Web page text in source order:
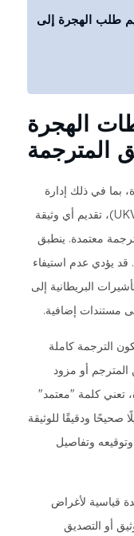
طلب الهجرة إلى
الهجرة
المترجمة
بما في ذلك إدارة
التأشيرات والهجرة في المملكة المتحدة (UKVI)، تقديم أي وثيقة
ترجمة معتمدة. ينطبق
قد يؤدي عدم استيفاء
البريطانية إلى
مستندات إضافية.
الترجمة كاملة
أو مزود
تعني كلمة "معتمد"
صحيحًا ودقيقًا للوثيقة
وتفاصيل
قياسية لأغراض
أو التصديق